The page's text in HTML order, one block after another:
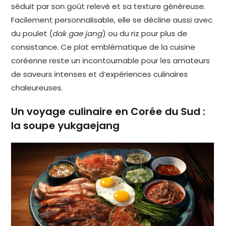
séduit par son goût relevé et sa texture généreuse.
Facilement personnalisable, elle se décline aussi avec
du poulet (dak gae jang) ou du riz pour plus de
consistance. Ce plat emblématique de la cuisine
coréenne reste un incontournable pour les amateurs
de saveurs intenses et d’expériences culinaires
chaleureuses.
Un voyage culinaire en Corée du Sud :
la soupe yukgaejang